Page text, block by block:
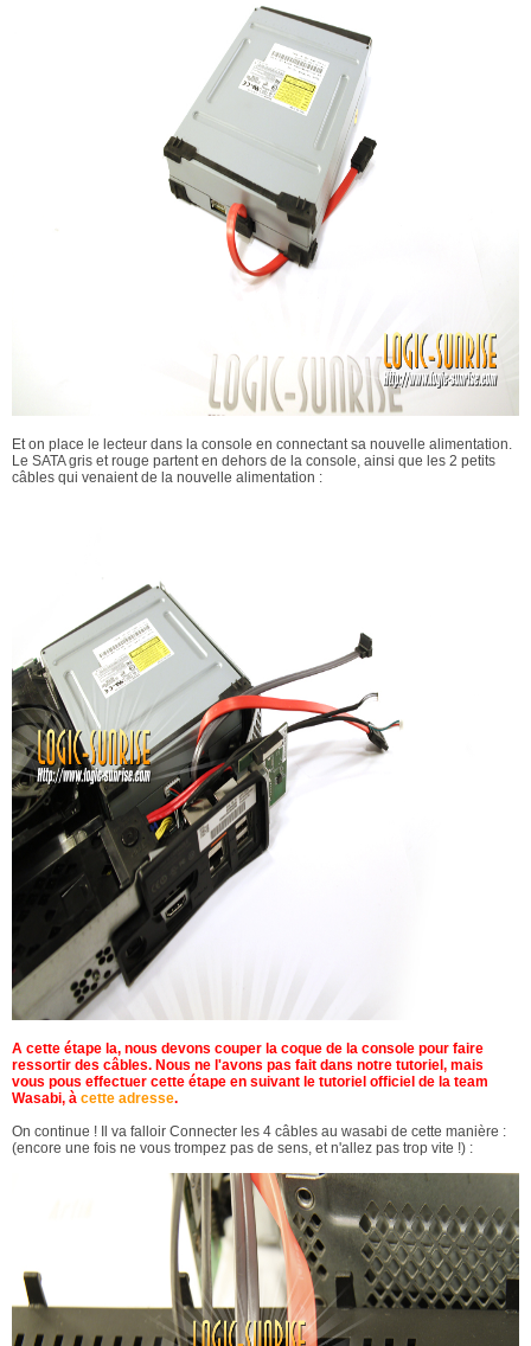
Et on place le lecteur dans la console en connectant sa nouvelle alimentation.
Le SATA gris et rouge partent en dehors de la console, ainsi que les 2 petits
câbles qui venaient de la nouvelle alimentation :
A cette étape la, nous devons couper la coque de la console pour faire
ressortir des câbles. Nous ne l'avons pas fait dans notre tutoriel, mais
vous pous effectuer cette étape en suivant le tutoriel officiel de la team
Wasabi, à cette adresse.
On continue ! Il va falloir Connecter les 4 câbles au wasabi de cette manière :
(encore une fois ne vous trompez pas de sens, et n'allez pas trop vite !) :